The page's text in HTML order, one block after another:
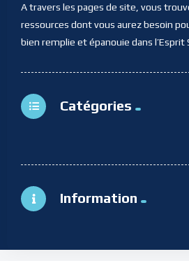
A travers les pages de site, vous
ressources dont vous aurez besoin
bien remplie et épanouie dans l’Esprit
Catégories
Information